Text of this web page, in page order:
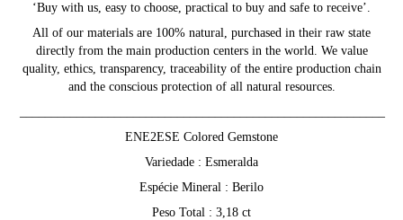
‘Buy with us, easy to choose, practical to buy and safe to receive’.
All of our materials are 100% natural, purchased in their raw state
directly from the main production centers in the world. We value
quality, ethics, transparency, traceability of the entire production chain
and the conscious protection of all natural resources.
ENE2ESE Colored Gemstone
Variedade : Esmeralda
Espécie Mineral : Berilo
Peso Total : 3,18 ct